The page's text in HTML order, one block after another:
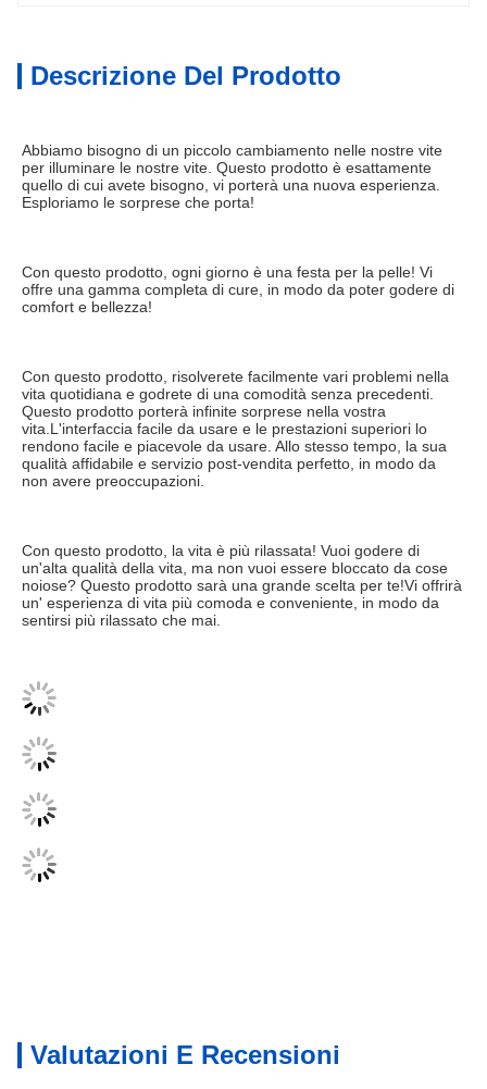
Descrizione Del Prodotto
Abbiamo bisogno di un piccolo cambiamento nelle nostre vite
per illuminare le nostre vite. Questo prodotto è esattamente
quello di cui avete bisogno, vi porterà una nuova esperienza.
Esploriamo le sorprese che porta!
Con questo prodotto, ogni giorno è una festa per la pelle! Vi
offre una gamma completa di cure, in modo da poter godere di
comfort e bellezza!
Con questo prodotto, risolverete facilmente vari problemi nella
vita quotidiana e godrete di una comodità senza precedenti.
Questo prodotto porterà infinite sorprese nella vostra
vita.L'interfaccia facile da usare e le prestazioni superiori lo
rendono facile e piacevole da usare. Allo stesso tempo, la sua
qualità affidabile e servizio post-vendita perfetto, in modo da
non avere preoccupazioni.
Con questo prodotto, la vita è più rilassata! Vuoi godere di
un'alta qualità della vita, ma non vuoi essere bloccato da cose
noiose? Questo prodotto sarà una grande scelta per te!Vi offrirà
un' esperienza di vita più comoda e conveniente, in modo da
sentirsi più rilassato che mai.
Valutazioni E Recensioni